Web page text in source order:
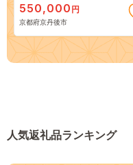
550,000 円
京都府京丹後市
人気返礼品ランキング